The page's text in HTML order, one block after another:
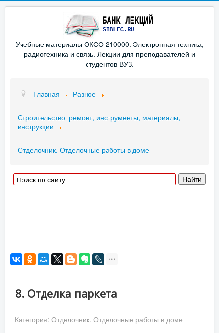
Учебные материалы ОКСО 210000. Электронная техника,
радиотехника и связь. Лекции для преподавателей и
студентов ВУЗ.
Главная Разное
Строительство, ремонт, инструменты, материалы,
инструкции
Отделочник. Отделочные работы в доме
8. Отделка паркета
Категория: Отделочник. Отделочные работы в доме